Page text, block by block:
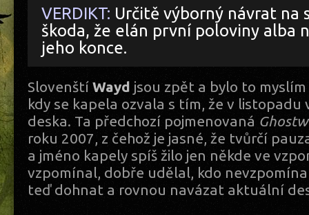
VERDIKT: Určitě výborný návrat na
škoda, že elán první poloviny alba
jeho konce.
Slovenští Wayd jsou zpět a bylo to
kdy se kapela ozvala s tím, že v listopadu
deska. Ta předchozí pojmenovaná
roku 2007, z čehož je jasné, že tvůrčí
a jméno kapely spíš žilo jen někde ve
vzpomínal, dobře udělal, kdo
teď dohnat a rovnou navázat aktuální